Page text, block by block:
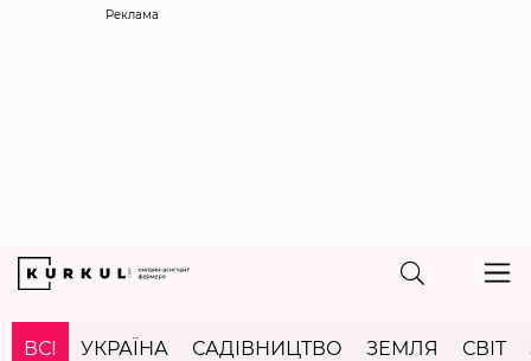
Реклама
ВСІ УКРАЇНА САДІВНИЦТВО ЗЕМЛЯ СВІТ